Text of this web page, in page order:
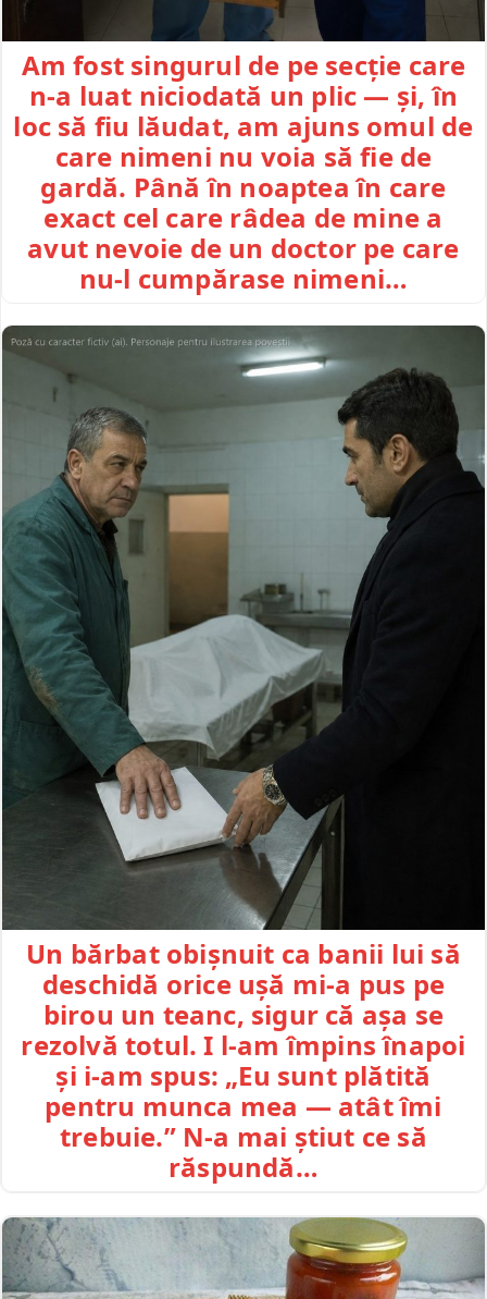
Am fost singurul de pe secție care
n-a luat niciodată un plic — și, în
loc să fiu lăudat, am ajuns omul de
care nimeni nu voia să fie de
gardă. Până în noaptea în care
exact cel care râdea de mine a
avut nevoie de un doctor pe care
nu-l cumpărase nimeni…
Un bărbat obișnuit ca banii lui să
deschidă orice ușă mi-a pus pe
birou un teanc, sigur că așa se
rezolvă totul. I l-am împins înapoi
și i-am spus: „Eu sunt plătită
pentru munca mea — atât îmi
trebuie.” N-a mai știut ce să
răspundă…